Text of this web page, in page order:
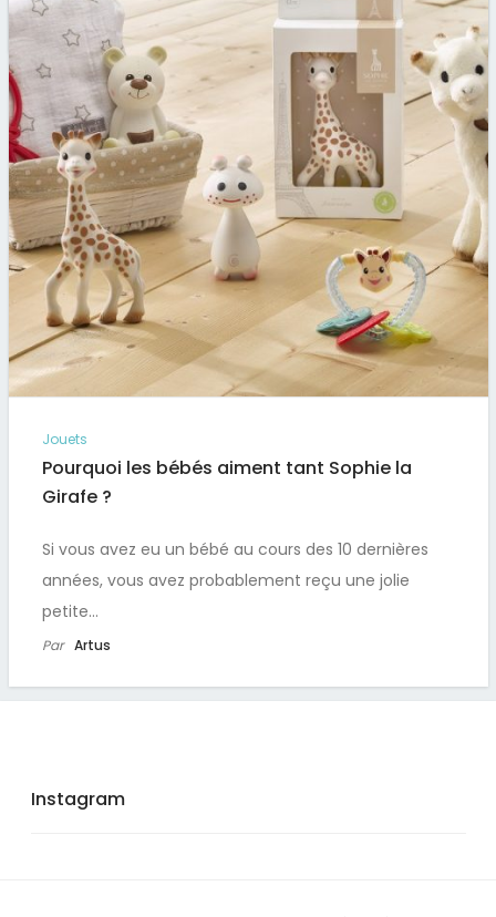
Par
Jouets
Pourquoi les bébés aiment tant Sophie la
Girafe ?
Si vous avez eu un bébé au cours des 10 dernières
années, vous avez probablement reçu une jolie
petite…
Par Artus
1 2
Instagram